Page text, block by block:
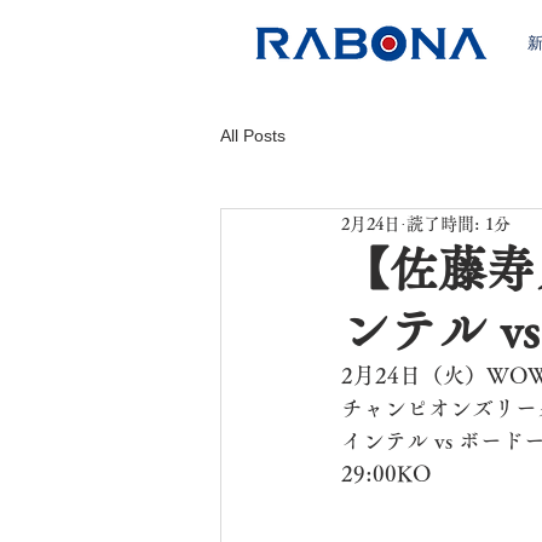
All Posts
【佐藤
ンテル
2月24日 読了時間: 1分
2月24日（火）
チャンピオンズリ
インテル vs ボード
29:00KO